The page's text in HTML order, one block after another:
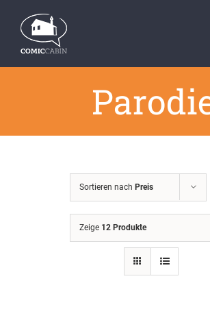
Inhalt
springen
Sortieren nach Preis
Zeige 12 Produkte